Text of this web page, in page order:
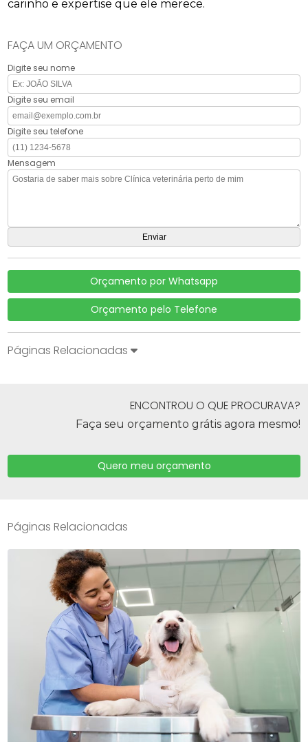
carinho e expertise que ele merece.
FAÇA UM ORÇAMENTO
Digite seu nome
Digite seu email
Digite seu telefone
Mensagem
Orçamento por Whatsapp
Orçamento pelo Telefone
Páginas Relacionadas
ENCONTROU O QUE PROCURAVA?
Faça seu orçamento grátis agora mesmo!
Quero meu orçamento
Páginas Relacionadas